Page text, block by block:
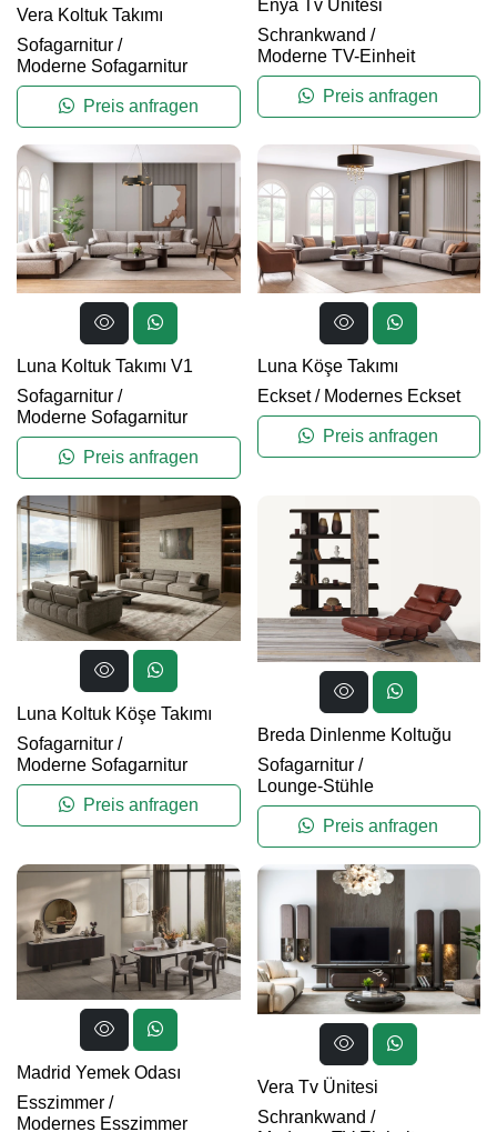
Vera Koltuk Takımı
Sofagarnitur /
Moderne Sofagarnitur
Preis anfragen
Enya Tv Unitesi
Schrankwand /
Moderne TV-Einheit
Preis anfragen
Luna Koltuk Takımı V1
Sofagarnitur /
Moderne Sofagarnitur
Preis anfragen
Luna Köşe Takımı
Eckset/ Modernes Eckset
Preis anfragen
Luna Koltuk Köşe Takımı
Sofagarnitur /
Moderne Sofagarnitur
Preis anfragen
Breda Dinlenme Koltuğu
Sofagarnitur/
Lounge-Stühle
Preis anfragen
Madrid Yemek Odası
Esszimmer /
Modernes Esszimmer
Vera Tv Ünitesi
Schrankwand /